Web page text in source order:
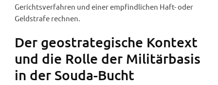
Gerichtsverfahren und einer empfindlichen Haft- oder
Geldstrafe rechnen.
Der geostrategische Kontext
und die Rolle der Militärbasis
in der Souda-Bucht